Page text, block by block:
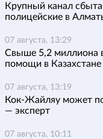
Крупный канал
полицейские в
07 августа, 13:29
Свыше 5,2 миллиона
помощи в Казахстане
07 августа, 13:19
Кок-Жайляу может
— эксперт
07 августа, 10:11